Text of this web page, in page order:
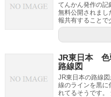
てんかん発作の記
無料公開されまし
報共有することで
JR東日本 色
路線図
JR東日本の路線
線のラインを黒に
れてるそうです。